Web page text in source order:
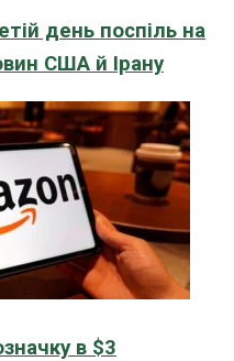
день поспіль на
США й Ірану
в $3